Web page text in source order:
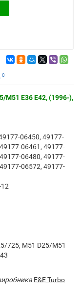
0
M51 E36 E42, (1996-),
06450, 49177-
06461, 49177-
06480, 49177-
06572, 49177-
725, M51 D25/M51
E&E Turbo